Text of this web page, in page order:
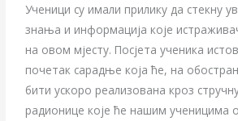
Ученици су имали прилику да стекну
знања и информација које
на овом мјесту. Посјета ученика
почетак сарадње која ће, на
бити ускоро реализована кроз
радионице које ће нашим ученицима